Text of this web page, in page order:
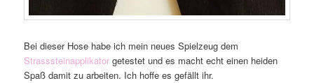
Bei dieser Hose habe ich mein neues Spielzeug dem
Strasssteinapplikatorgetestet und es macht echt einen heiden
Spaß damit zu arbeiten. Ich hoffe es gefällt ihr.